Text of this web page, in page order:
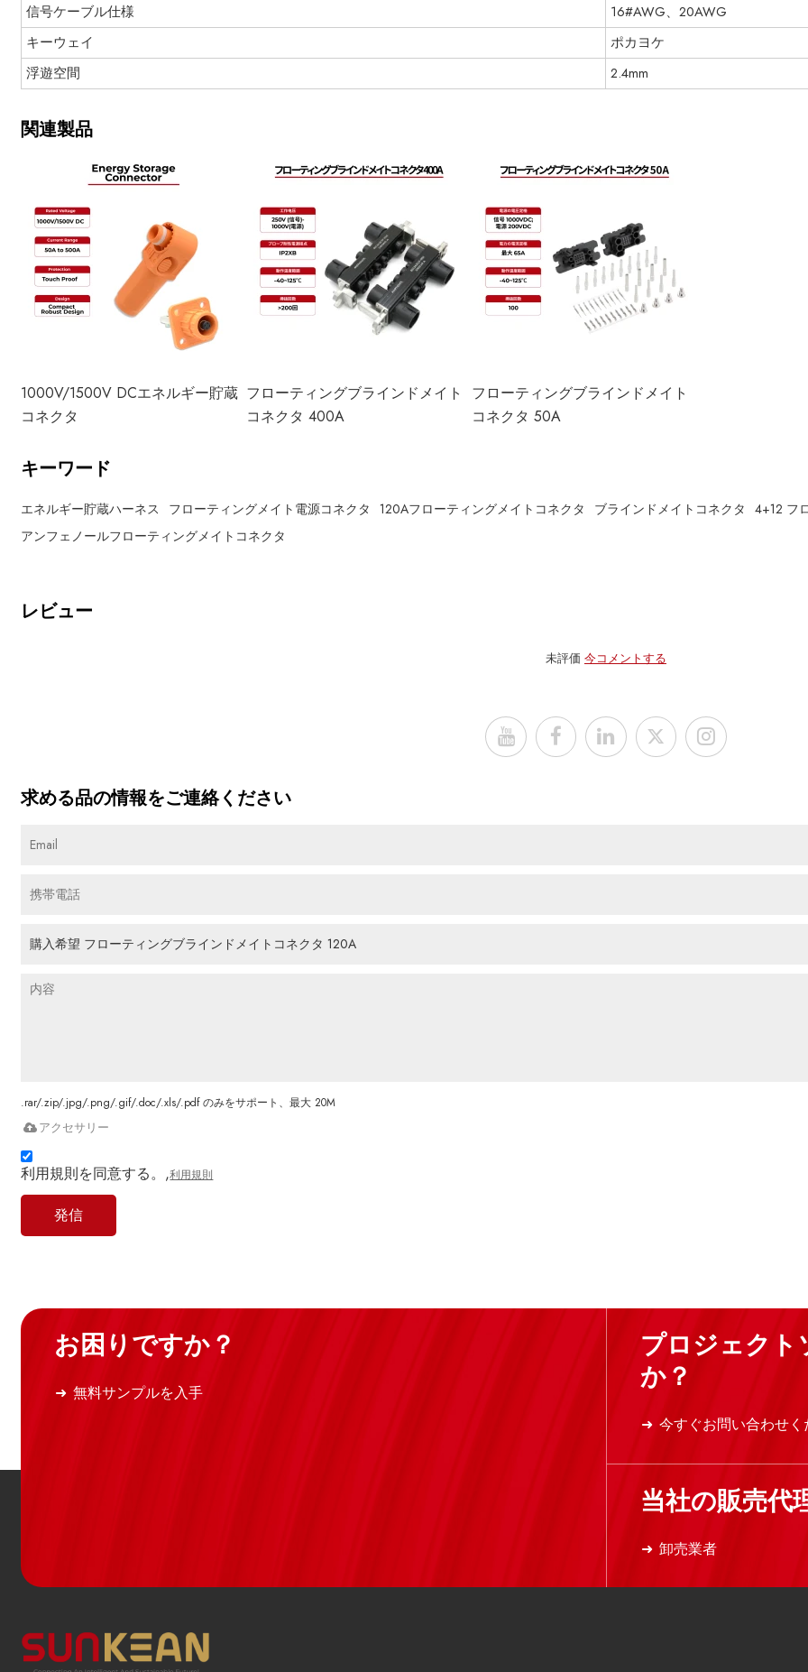
信号ケーブル仕様
16#AWG、20AWG
キーウェイ
ポカヨケ
浮遊空間
2.4mm
関連製品
1000V/1500V DCエネルギー貯蔵
コネクタ
フローティングブラインドメイト
コネクタ 400A
フローティングブラインドメイト
コネクタ 50A
キーワード
エネルギー貯蔵ハーネス フローティングメイト電源コネクタ 120Aフローティングメイトコネクタ ブラインドメイトコネクタ
4+12 フ
アンフェノールフローティングメイトコネクタ
レビュー
未評価 今コメントする
求める品の情報をご連絡ください
.rar/.zip/.jpg/.png/.gif/.doc/.xls/.pdf のみをサポート、最大 20M
アクセサリー
利用規則を同意する。,利用規則
発信
お困りですか？
無料サンプルを入手
プロジェクト
か？
今すぐお問い合わせく
当社の販売代
卸売業者